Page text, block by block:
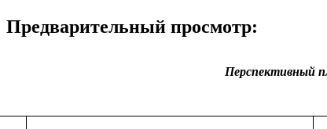
Предварительный просмотр:
Перспективный